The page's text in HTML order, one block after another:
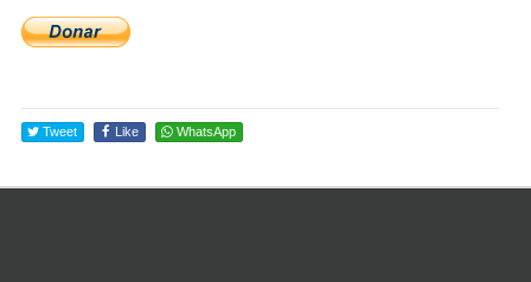
Tweet Like WhatsApp